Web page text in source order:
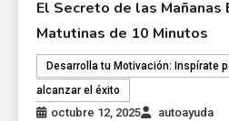
El Secreto de las Mañanas
Matutinas de 10 Minutos
Desarrolla tu Motivación: Inspírate
alcanzar el éxito
octubre 12, 2025
autoayuda